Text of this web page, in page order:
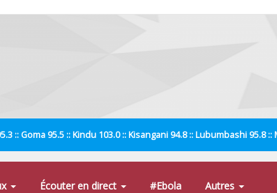
:: Goma 95.5 :: Kindu 103.0 :: Kisangani 94.8 :: Lubumbashi 95.8
Écouter en direct #Ebola Autres